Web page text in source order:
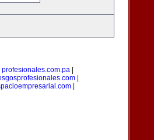
profesionales.com.pa|
|